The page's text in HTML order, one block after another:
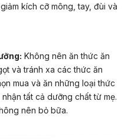
kích cỡ mông, tay, đùi và
Không nên ăn thức ăn
và tránh xa các thức ăn
mua và ăn những loại thức
tất cả dưỡng chất từ mẹ.
nên bỏ bữa.